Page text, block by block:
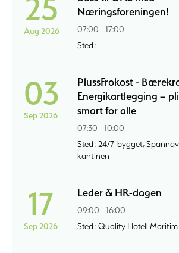
25
Aug 2026
Næringsforeningen!
07:00 - 17:00
Sted :
03
Sep 2026
PlussFrokost -
Energikartlegging –
smart for alle
07:30 - 10:00
Sted : 24/7-bygget,
kantinen
17
Sep 2026
Leder & HR-dagen
09:00 - 16:00
Sted : Quality Hotell Maritim